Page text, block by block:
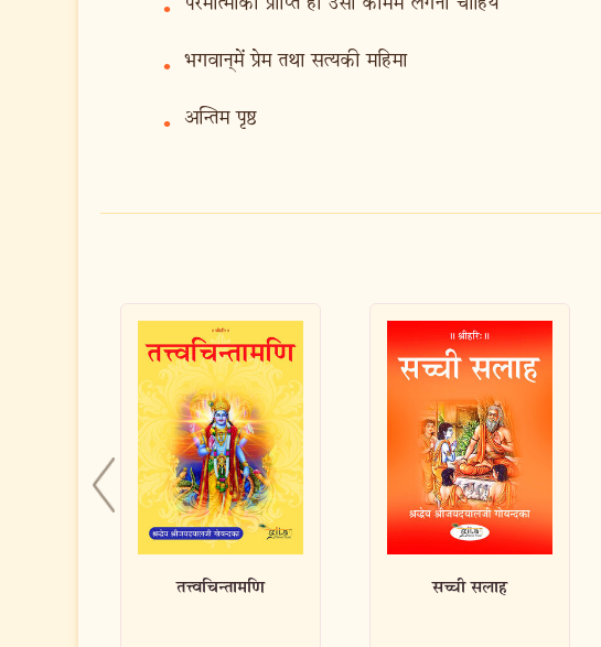
• परमात्माकी प्राप्ति हो उसी काममें लगना चाहिये
• भगवान‍्में प्रेम तथा सत्यकी महिमा
• अन्तिम पृष्ठ
सच्ची सलाह
ध्यानावस्था में प्रभु से